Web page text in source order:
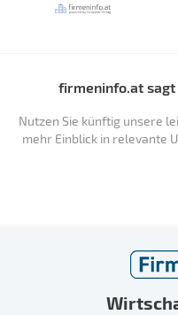
firmeninfo.at
Nutzen Sie künftig unsere
mehr Einblick in relevante